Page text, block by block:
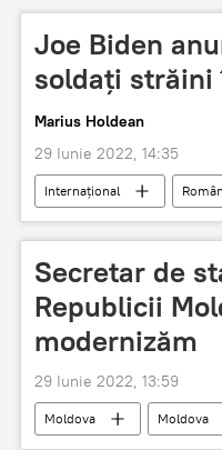
Joe Biden
soldați străini
Marius Holdean
29 Iunie 2022, 14:35
Internaţional
Secretar de
Republicii
modernizăm
29 Iunie 2022, 13:59
Moldova Moldova